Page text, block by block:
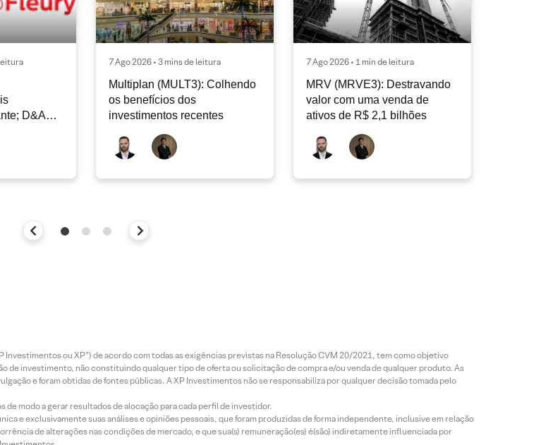
D&A
níveis
7 Ago 2026 • 3 mins de leitura
Multiplan (MULT3): Colhendo
os benefícios dos
investimentos recentes
7 Ago 2026 • 1 min de leitura
MRV (MRVE3): Destravando
valor com uma venda de
ativos de R$ 2,1 bilhões
ou XP”) de acordo com todas as exigências previstas na Resolução CVM 20/2021, tem como objetivo
de investimento, não constituindo qualquer tipo de oferta ou solicitação de compra e/ou venda de qualquer produto. As
e foram obtidas de fontes públicas. A XP Investimentos não se responsabiliza por qualquer decisão tomada pelo
modo a gerar resultados de alocação para cada perfil de investidor.
e exclusivamente suas análises e opiniões pessoais, que foram produzidas de forma independente, inclusive em relação
de alterações nas condições de mercado, e que sua(s) remuneração(es) é(são) indiretamente influenciada por